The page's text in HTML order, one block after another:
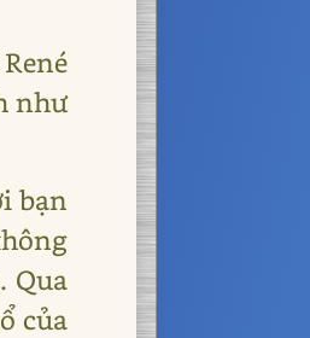
như
bạn
Qua
của